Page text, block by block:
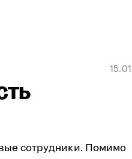
сотрудники. Помимо